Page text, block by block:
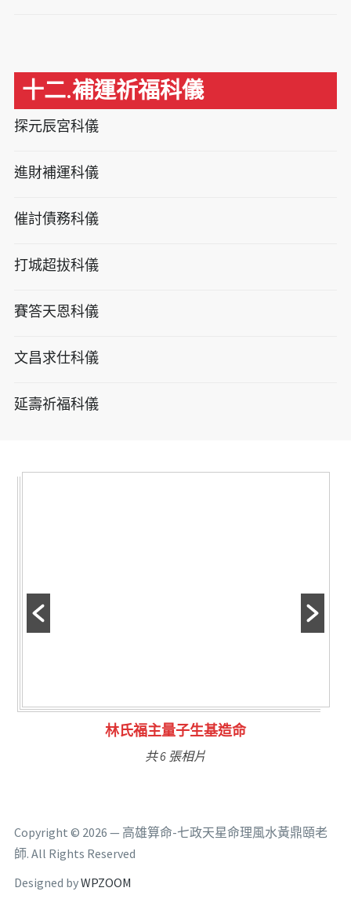
十二.補運祈福科儀
探元辰宮科儀
進財補運科儀
催討債務科儀
打城超拔科儀
賽答天恩科儀
文昌求仕科儀
延壽祈福科儀
林氏福主量子生基造命
共 6 張相片
Copyright © 2026 — 高雄算命-七政天星命理風水黃鼎頤老
師. All Rights Reserved
Designed byWPZOOM